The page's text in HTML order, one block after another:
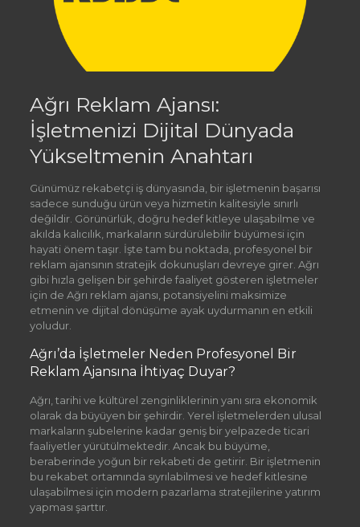
Ağrı Reklam Ajansı:
İşletmenizi Dijital Dünyada
Yükseltmenin Anahtarı
Günümüz rekabetçi iş dünyasında, bir işletmenin başarısı
sadece sunduğu ürün veya hizmetin kalitesiyle sınırlı
değildir. Görünürlük, doğru hedef kitleye ulaşabilme ve
akılda kalıcılık, markaların sürdürülebilir büyümesi için
hayati önem taşır. İşte tam bu noktada, profesyonel bir
reklam ajansının stratejik dokunuşları devreye girer. Ağrı
gibi hızla gelişen bir şehirde faaliyet gösteren işletmeler
için de Ağrı reklam ajansı, potansiyelini maksimize
etmenin ve dijital dönüşüme ayak uydurmanın en etkili
yoludur.
Ağrı’da İşletmeler Neden Profesyonel Bir
Reklam Ajansına İhtiyaç Duyar?
Ağrı, tarihi ve kültürel zenginliklerinin yanı sıra ekonomik
olarak da büyüyen bir şehirdir. Yerel işletmelerden ulusal
markaların şubelerine kadar geniş bir yelpazede ticari
faaliyetler yürütülmektedir. Ancak bu büyüme,
beraberinde yoğun bir rekabeti de getirir. Bir işletmenin
bu rekabet ortamında sıyrılabilmesi ve hedef kitlesine
ulaşabilmesi için modern pazarlama stratejilerine yatırım
yapması şarttır.